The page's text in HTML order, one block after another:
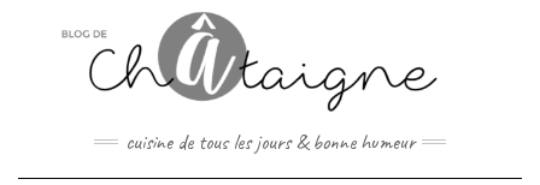
cuisine de tous les jours & bonne humeur